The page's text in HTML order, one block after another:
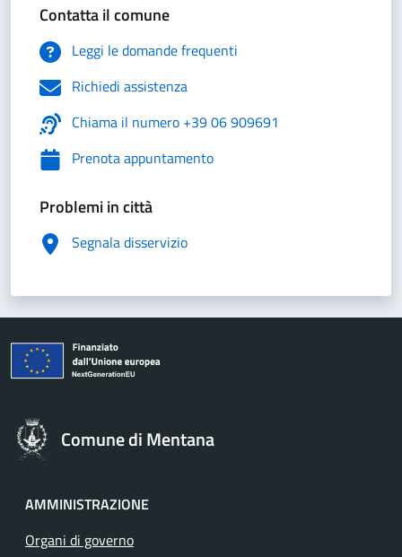
Contatta il comune
Leggi le domande frequenti
Richiedi assistenza
Chiama il numero +39 06 909691
Prenota appuntamento
Problemi in città
Segnala disservizio
Comune di Mentana
AMMINISTRAZIONE
Organi di governo